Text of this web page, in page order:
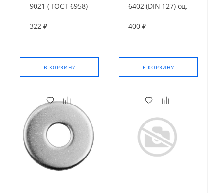
9021 ( ГОСТ 6958)
322 ₽
В КОРЗИНУ
6402 (DIN 127) оц.
400 ₽
В КОРЗИНУ